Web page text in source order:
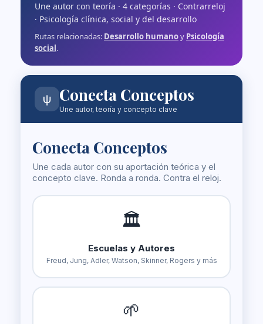
Une autor con teoría · 4 categorías · Contrarreloj
· Psicología clínica, social y del desarrollo
Rutas relacionadas: Desarrollo humanoy Psicología
social.